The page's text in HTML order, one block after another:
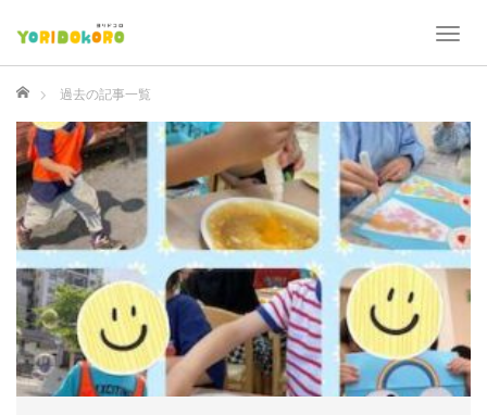
T
l
e
n
a
v
i
g
a
i
o
n
ホーム 過去の記事一覧